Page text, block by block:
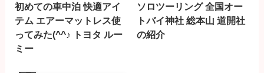
初めての車中泊 快適アイ
テム エアーマットレス使
ってみた(^^♪ トヨタ ルー
ミー
ソロツーリング 全国オー
トバイ神社 総本山 道開社
の紹介